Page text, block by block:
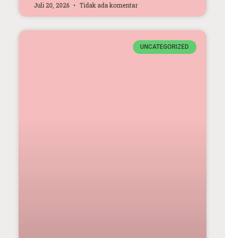
Juli 20, 2026 Tidak ada komentar
UNCATEGORIZED